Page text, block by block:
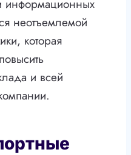
информационных
неотъемлемой
которая
и всей